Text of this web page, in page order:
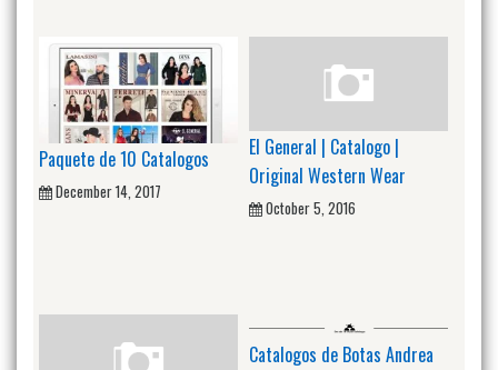
Paquete de 10 Catalogos
December 14, 2017
El General | Catalogo |
Original Western Wear
October 5, 2016
Catalogos de Botas Andrea